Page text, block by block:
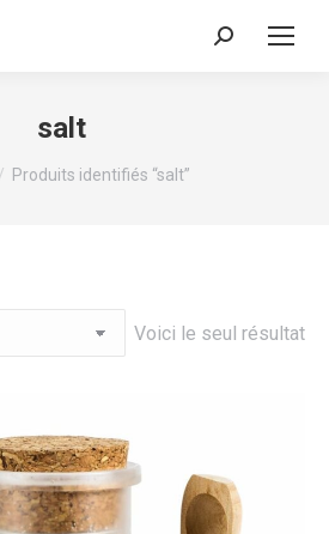
Recherche
salt
ici :
Produits identifiés “salt”
Voici le seul résultat